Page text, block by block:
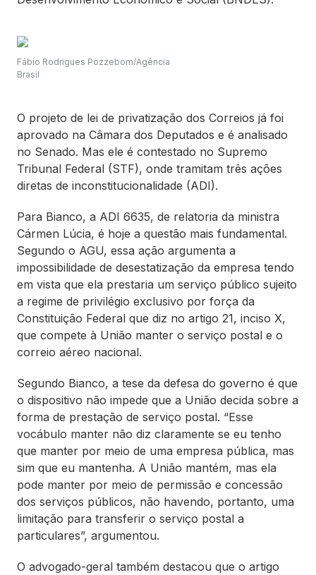
Fábio Rodrigues Pozzebom/Agência
Brasil
O projeto de lei de privatização dos Correios já foi
aprovado na Câmara dos Deputados e é analisado
no Senado. Mas ele é contestado no Supremo
Tribunal Federal (STF), onde tramitam três ações
diretas de inconstitucionalidade (ADI).
Para Bianco, a ADI 6635, de relatoria da ministra
Cármen Lúcia, é hoje a questão mais fundamental.
Segundo o AGU, essa ação argumenta a
impossibilidade de desestatização da empresa tendo
em vista que ela prestaria um serviço público sujeito
a regime de privilégio exclusivo por força da
Constituição Federal que diz no artigo 21, inciso X,
que compete à União manter o serviço postal e o
correio aéreo nacional.
Segundo Bianco, a tese da defesa do governo é que
o dispositivo não impede que a União decida sobre a
forma de prestação de serviço postal. “Esse
vocábulo manter não diz claramente se eu tenho
que manter por meio de uma empresa pública, mas
sim que eu mantenha. A União mantém, mas ela
pode manter por meio de permissão e concessão
dos serviços públicos, não havendo, portanto, uma
limitação para transferir o serviço postal a
particulares”, argumentou.
O advogado-geral também destacou que o artigo